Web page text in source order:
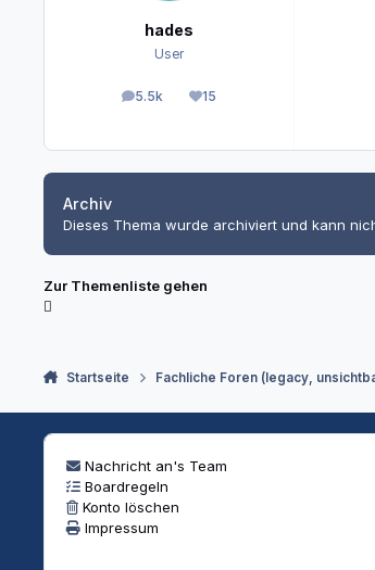
hades
User
5.5k
Beiträge 15
Reputation
Archiv
Dieses Thema wurde archiviert und kann
Zur Themenliste gehen
Startseite Fachliche Foren (legacy,
Nachricht an's Team
Boardregeln
Konto löschen
Impressum